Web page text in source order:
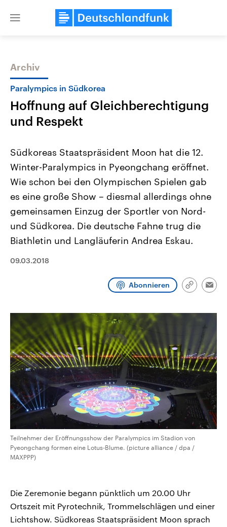
Close
Themen
Landtagswahl Sachsen-Anhalt
2026
Alle Informationen
Sachsen-Anhalt wählt am 6.
September 2026 einen neuen
Landtag. Seit 2021 wird das
Bundesland von einer Koalition aus
Umfragen, Prognosen,
und Hintergründe zu den Parteien
und Kandidaten der anstehenden
USA
Aktuelle Beiträge,
Hintergründe
Wirtschaftlich und
gehören die Vereinigten
den mächtigsten Ländern
mit großem Einfluss auf
aktuelle Weltgeschehen.
Sendungen
Archiv
Paralympics in Südkorea
Hoffnung auf Gleichberechtigung
und Respekt
Südkoreas Staatspräsident Moon hat die 12.
Winter-Paralympics in Pyeongchang eröffnet.
Wie schon bei den Olympischen Spielen gab
es eine große Show – diesmal allerdings ohne
gemeinsamen Einzug der Sportler von Nord-
und Südkorea. Die deutsche Fahne trug die
Biathletin und Langläuferin Andrea Eskau.
09.03.2018
Abonnieren
Link
Teilnehmer der Eröffnungsshow der Paralympics im Stadion von
Pyeongchang formen eine Lotus-Blume. (picture alliance / dpa /
MAXPPP)
Die Zeremonie begann pünktlich um 20.00 Uhr
Ortszeit mit Pyrotechnik, Trommelschlägen und einer
Lichtshow. Südkoreas Staatspräsident Moon sprach